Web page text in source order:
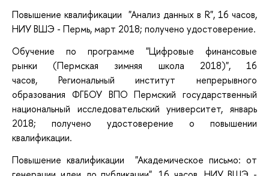
Повышение квалификации "Анализ данных в R", 16 часов,
НИУ ВШЭ - Пермь, март 2018; получено удостоверение.
Обучение по программе "Цифровые финансовые
рынки (Пермская зимняя школа 2018)", 16
часов, Региональный институт непрерывного
образования ФГБОУ ВПО Пермский государственный
национальный исследовательский университет, январь
2018; получено удостоверение о повышении
квалификации.
Повышение квалификации "Академическое письмо: от